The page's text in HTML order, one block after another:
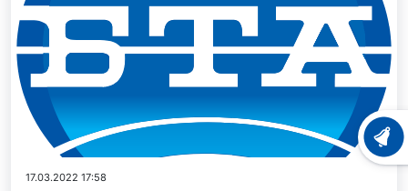
17.03.2022 17:58